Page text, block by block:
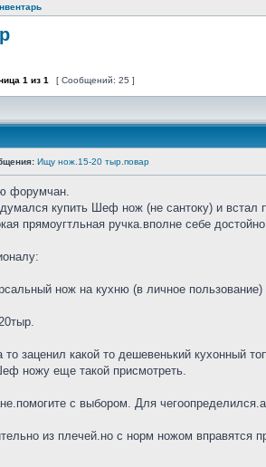
1 из 1 [ Сообщений: 25 ]
Ищу нож.15-20 тыр.повар
форумчан.
купить Шеф нож (не сантоку) и
прямоугтльная ручка.вполне себе
нож на кухню (в личное
то заценил какой то дешевенький кухонный
ножу еще такой присмотреть.
с выбором. Для
из плечей.но с норм ножом